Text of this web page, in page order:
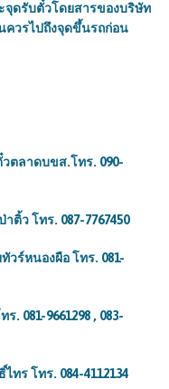
จุดรับตั๋วโดยสารของบริษัท
ควรไปถึงจุดขึ้นรถก่อน
ตลาดบขส.โทร. 090-
ว โทร. 087-7767450
ร์หนองผือ โทร. 081-
. 081-9661298 , 083-
โทร. 084-4112134